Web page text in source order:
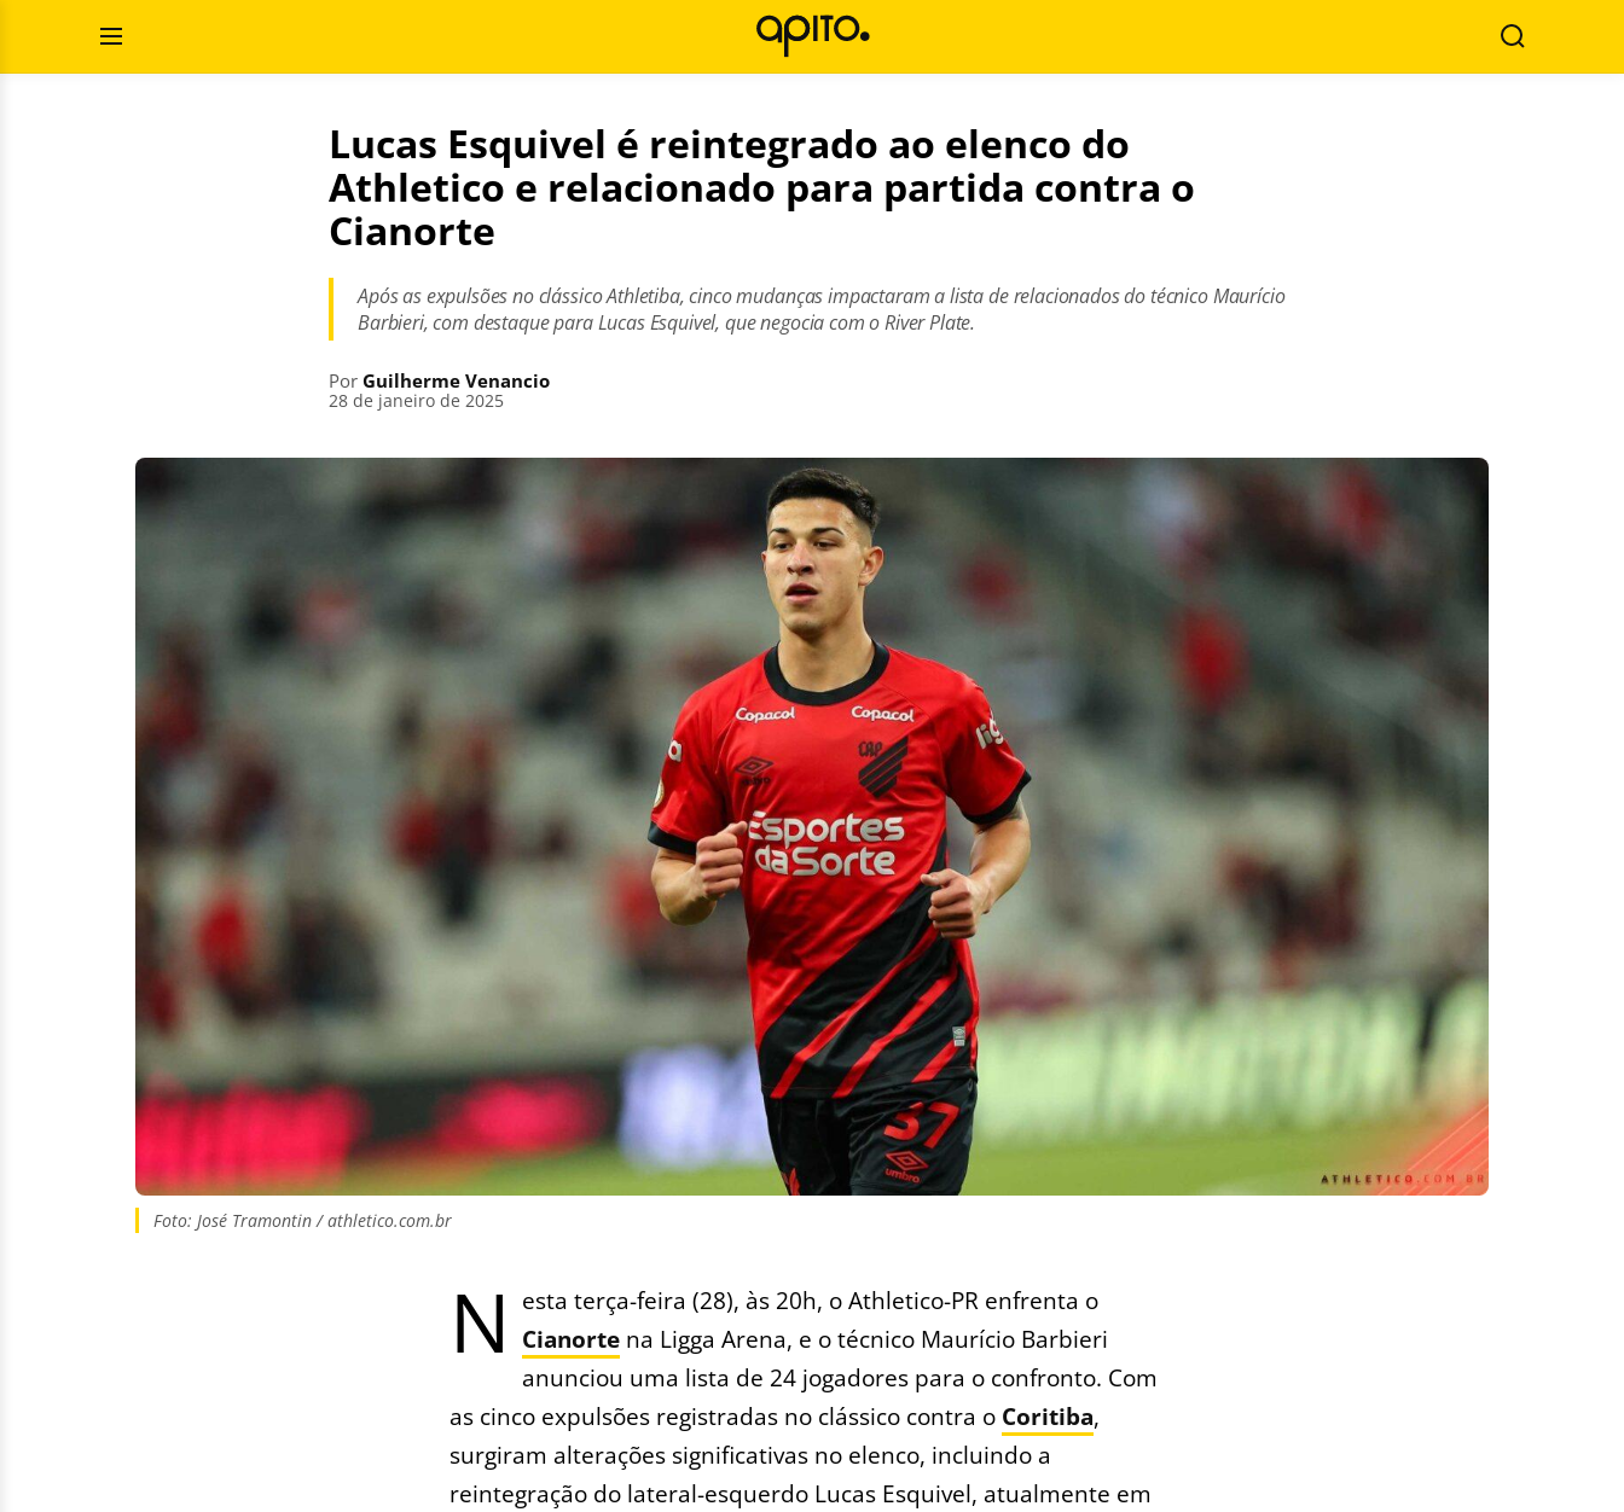
conteúdo
Abrir
Menu
Buscar
Lucas Esquivel é reintegrado ao elenco do
Athletico e relacionado para partida contra o
Cianorte
Após as expulsões no clássico Athletiba, cinco mudanças impactaram a lista de relacionados do técnico Maurício
Barbieri, com destaque para Lucas Esquivel, que negocia com o River Plate.
Por Guilherme Venancio
28 de janeiro de 2025
Foto: José Tramontin / athletico.com.br
N
esta terça-feira (28), às 20h, o Athletico-PR enfrenta o
Cianorte na Ligga Arena, e o técnico Maurício Barbieri
anunciou uma lista de 24 jogadores para o confronto. Com
as cinco expulsões registradas no clássico contra o Coritiba,
surgiram alterações significativas no elenco, incluindo a
reintegração do lateral-esquerdo Lucas Esquivel, atualmente em